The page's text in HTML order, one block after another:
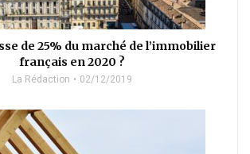
de 25% du marché de l’immobilier
français en 2020 ?
La Rédaction 02/12/2019